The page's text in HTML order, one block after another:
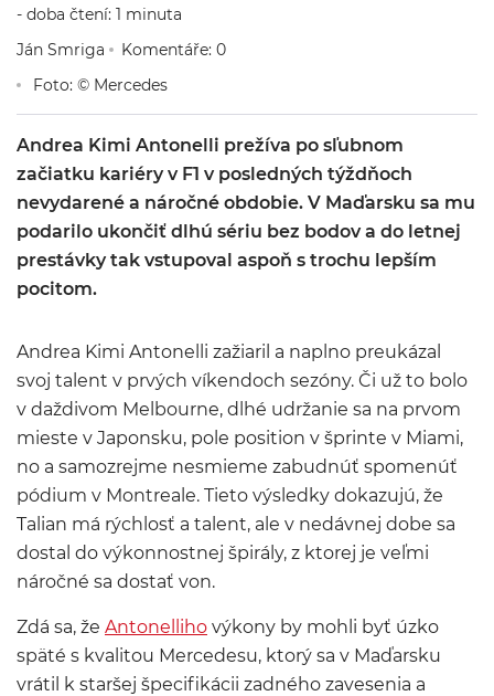
- doba čtení: 1 minuta
Ján Smriga
Komentáře: 0
Foto: © Mercedes
Andrea Kimi Antonelli prežíva po sľubnom
začiatku kariéry v F1 v posledných týždňoch
nevydarené a náročné obdobie. V Maďarsku sa mu
podarilo ukončiť dlhú sériu bez bodov a do letnej
prestávky tak vstupoval aspoň s trochu lepším
pocitom.
Andrea Kimi Antonelli zažiaril a naplno preukázal
svoj talent v prvých víkendoch sezóny. Či už to bolo
v daždivom Melbourne, dlhé udržanie sa na prvom
mieste v Japonsku, pole position v šprinte v Miami,
no a samozrejme nesmieme zabudnúť spomenúť
pódium v Montreale. Tieto výsledky dokazujú, že
Talian má rýchlosť a talent, ale v nedávnej dobe sa
dostal do výkonnostnej špirály, z ktorej je veľmi
náročné sa dostať von.
Zdá sa, že Antonelliho výkony by mohli byť úzko
späté s kvalitou Mercedesu, ktorý sa v Maďarsku
vrátil k staršej špecifikácii zadného zavesenia a